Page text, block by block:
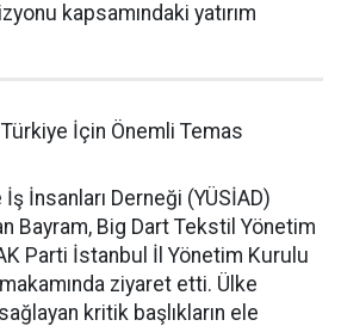
kapsamındaki yatırım
Türkiye İçin Önemli Temas
İş İnsanları Derneği (YÜSİAD)
Bayram, Big Dart Tekstil Yönetim
Parti İstanbul İl Yönetim Kurulu
ziyaret etti. Ülke
kritik başlıkların ele